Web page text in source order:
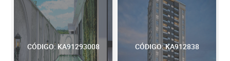
CÓDIGO: KA91293008 CÓDIGO: KA912838